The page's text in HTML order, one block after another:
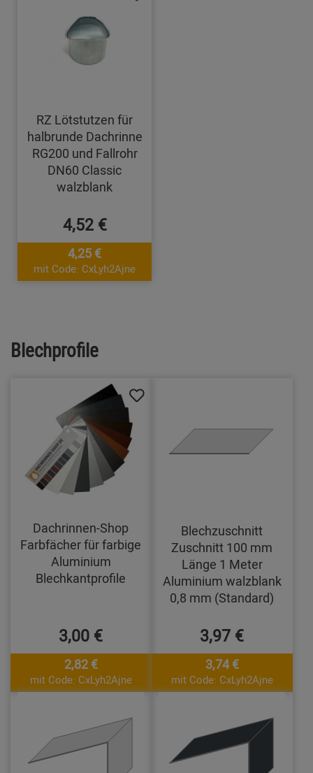
RZ Lötstutzen für
halbrunde Dachrinne
RG200 und Fallrohr
DN60 Classic
walzblank
4,52 €
4,25 €
mit Code: CxLyh2Ajne
Blechprofile
Dachrinnen-Shop
Farbfächer für farbige
Aluminium
Blechkantprofile
3,00 €
2,82 €
mit Code: CxLyh2Ajne
Blechzuschnitt
Zuschnitt 100 mm
Länge 1 Meter
Aluminium walzblank
0,8 mm (Standard)
3,97 €
3,74 €
mit Code: CxLyh2Ajne